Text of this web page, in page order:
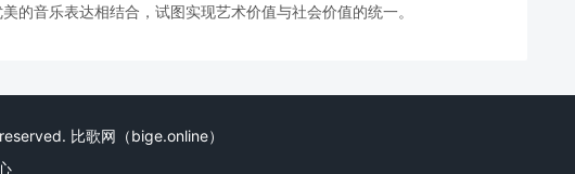
的音乐表达相结合，试图实现艺术价值与社会价值的统一。
比歌网（bige.online）